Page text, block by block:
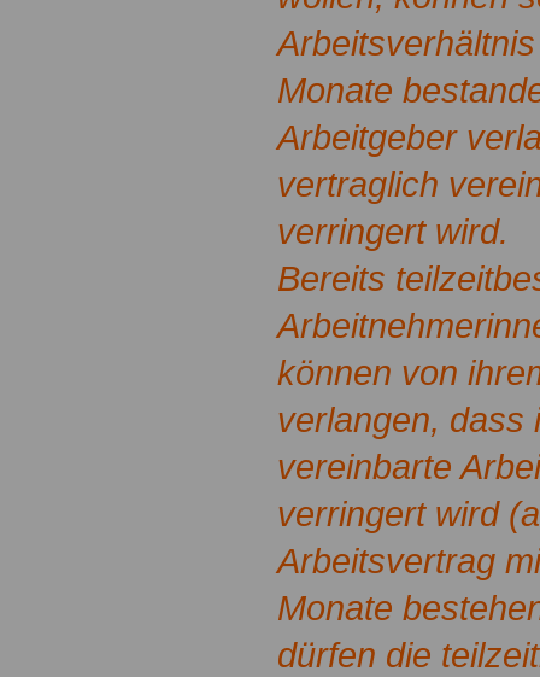
Monate
Arbeitgeber
vertraglich
verringert wird.
Bereits
können von
verlangen, dass
vereinbarte
verringert wird
Arbeitsvertrag
Monate
dürfen die